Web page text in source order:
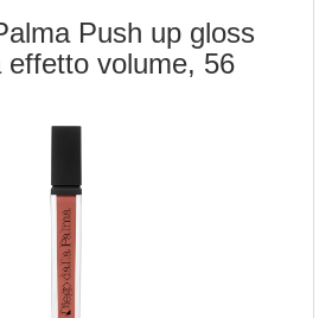
Push up gloss
effetto volume, 56